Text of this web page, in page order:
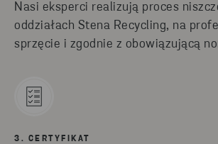
Nasi eksperci realizują proces
oddziałach Stena Recycling, na
sprzęcie i zgodnie z obowiązującą
3. CERTYFIKAT